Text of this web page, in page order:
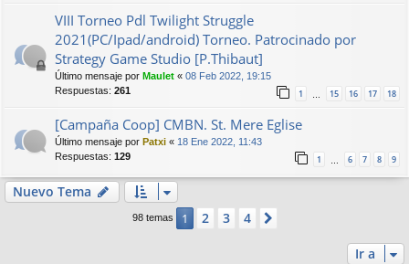
VIII Torneo Pdl Twilight Struggle
2021(PC/Ipad/android) Torneo. Patrocinado por
Strategy Game Studio [P.Thibaut]
Último mensaje por Maulet « 08 Feb 2022, 19:15
Respuestas: 261 1 15 16 17 18
[Campaña Coop] CMBN. St. Mere Eglise
Último mensaje por Patxi « 18 Ene 2022, 11:43
Respuestas: 129 1 … 6 7 8 9
Nuevo Tema
98 temas 1 2 3 4
Ir a